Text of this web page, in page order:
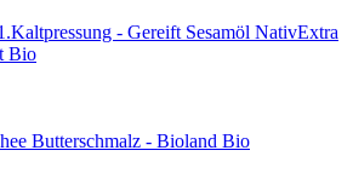
Sesamöl NativExtra
Bio
Butterschmalz - Bioland Bio